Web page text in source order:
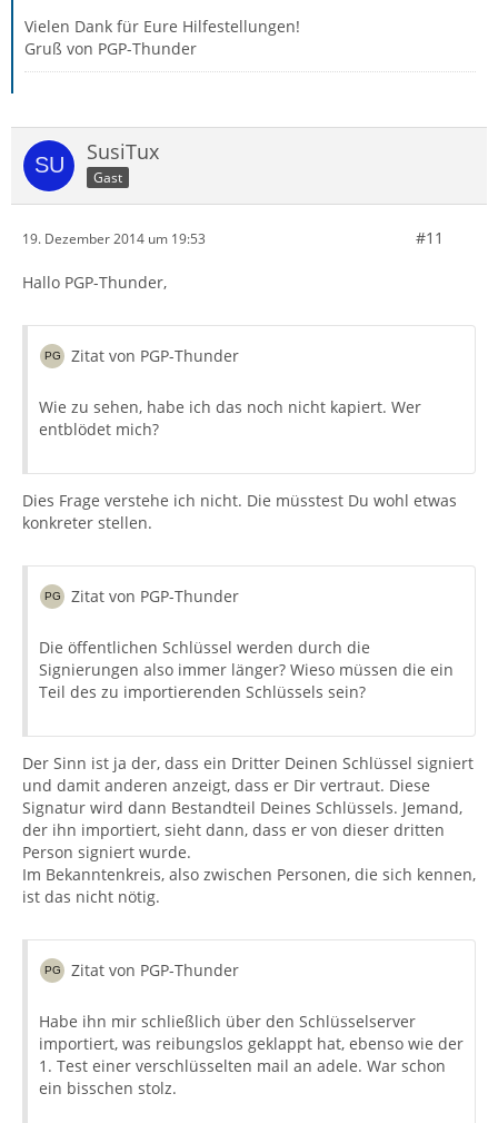
Vielen Dank für Eure Hilfestellungen!
Gruß von PGP-Thunder
SusiTux
Gast
19. Dezember 2014 um 19:53 #11
Hallo PGP-Thunder,
Zitat von PGP-Thunder
Wie zu sehen, habe ich das noch nicht kapiert. Wer
entblödet mich?
Dies Frage verstehe ich nicht. Die müsstest Du wohl etwas
konkreter stellen.
Zitat von PGP-Thunder
Die öffentlichen Schlüssel werden durch die
Signierungen also immer länger? Wieso müssen die ein
Teil des zu importierenden Schlüssels sein?
Der Sinn ist ja der, dass ein Dritter Deinen Schlüssel signiert
und damit anderen anzeigt, dass er Dir vertraut. Diese
Signatur wird dann Bestandteil Deines Schlüssels. Jemand,
der ihn importiert, sieht dann, dass er von dieser dritten
Person signiert wurde.
Im Bekanntenkreis, also zwischen Personen, die sich kennen,
ist das nicht nötig.
Zitat von PGP-Thunder
Habe ihn mir schließlich über den Schlüsselserver
importiert, was reibungslos geklappt hat, ebenso wie der
1. Test einer verschlüsselten mail an adele. War schon
ein bisschen stolz.